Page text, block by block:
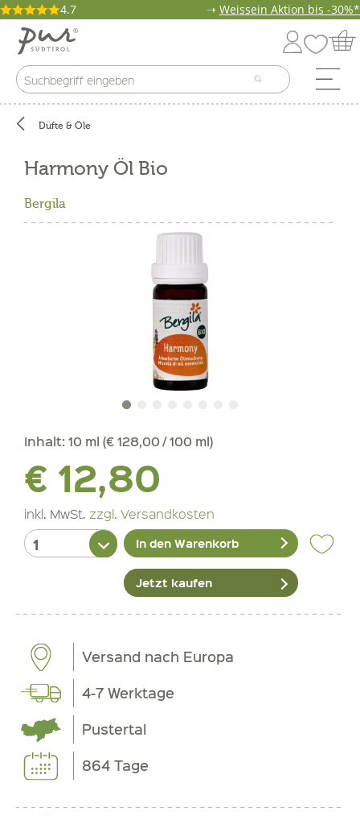
4.7 ➝ Weissein Aktion bis -30%*
Düfte & Öle
Harmony Öl Bio
Bergila
Inhalt: 10 ml (€ 128,00 / 100 ml)
€ 12,80
inkl. MwSt. zzgl. Versandkosten
In den Warenkorb
Jetzt kaufen
Versand nach Europa
4-7 Werktage
Pustertal
864 Tage